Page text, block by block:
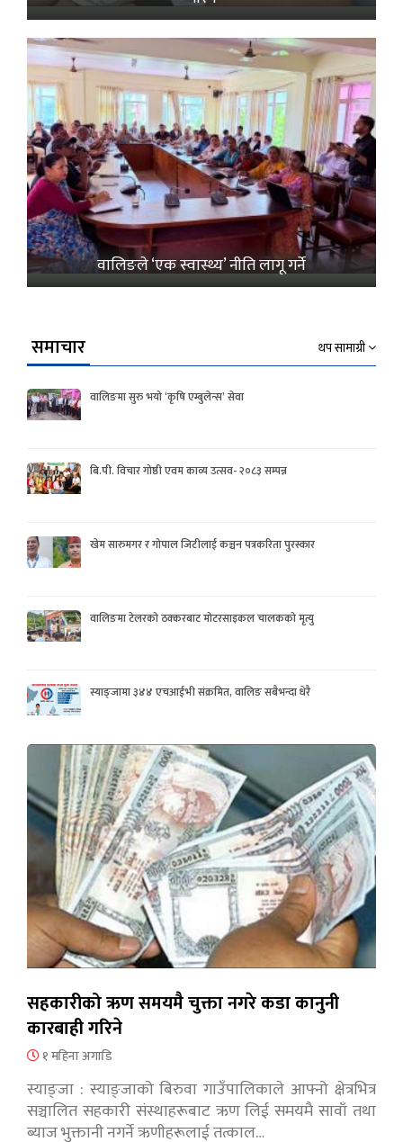
वालिङले ‘एक स्वास्थ्य’ नीति लागू गर्ने
समाचार थप सामाग्री
वालिङमा सुरु भयो ‘कृषि एम्बुलेन्स’ सेवा
बि.पी. विचार गोष्ठी एवम काव्य उत्सव- २०८३ सम्पन्न
खेम सारुमगर र गोपाल जिटीलाई कञ्चन पत्रकरिता पुरस्कार
वालिङमा टेलरको ठक्करबाट मोटरसाइकल चालकको मृत्यु
स्याङ्जामा ३४४ एचआईभी संक्रमित, वालिङ सबैभन्दा धेरै
सहकारीको ऋण समयमै चुक्ता नगरे कडा कानुनी
कारबाही गरिने
१ महिना अगाडि
स्याङ्जा : स्याङ्जाको बिरुवा गाउँपालिकाले आफ्नो क्षेत्रभित्र
सञ्चालित सहकारी संस्थाहरूबाट ऋण लिई समयमै सावाँ तथा
ब्याज भुक्तानी नगर्ने ऋणीहरूलाई तत्काल…